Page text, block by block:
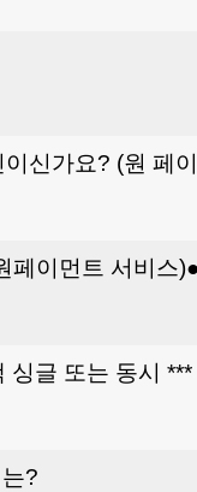
신가요? (원 페
페이먼트 서비스
싱글 또는 동시 ***
?